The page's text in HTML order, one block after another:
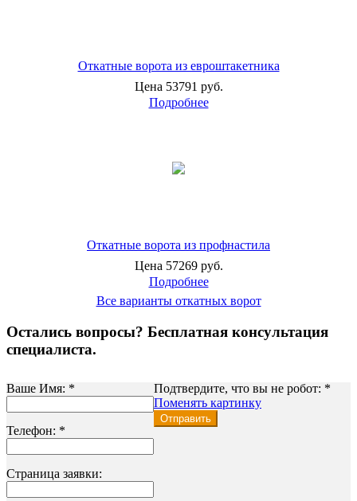
Откатные ворота из евроштакетника
Цена 53791 руб.
Подробнее
Откатные ворота из профнастила
Цена 57269 руб.
Подробнее
Все варианты откатных ворот
Остались вопросы? Бесплатная консультация
специалиста.
Ваше Имя: *
Телефон: *
Страница заявки:
Подтвердите, что вы не робот: *
Поменять картинку
Отправить